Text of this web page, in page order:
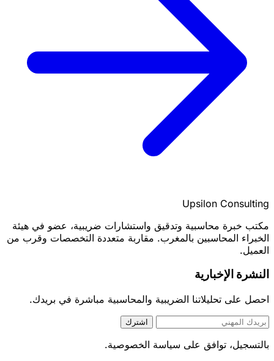
Upsilon Consulting
مكتب خبرة محاسبية وتدقيق واستشارات ضريبية، عضو في هيئة
الخبراء المحاسبين بالمغرب. مقاربة متعددة التخصصات وقرب من
العميل.
النشرة الإخبارية
احصل على تحليلاتنا الضريبية والمحاسبية مباشرة في بريدك.
اشترك
بالتسجيل، توافق على سياسة الخصوصية.